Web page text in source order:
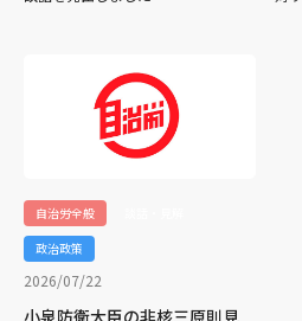
自治労全般
政治政策
2026/07/22